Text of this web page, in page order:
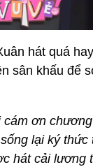
hát quá
sân khấu để
cám ơn
lại ký thức
hát cải lương